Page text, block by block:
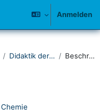
Anmelden
Didaktik der Chemie Beschreibung